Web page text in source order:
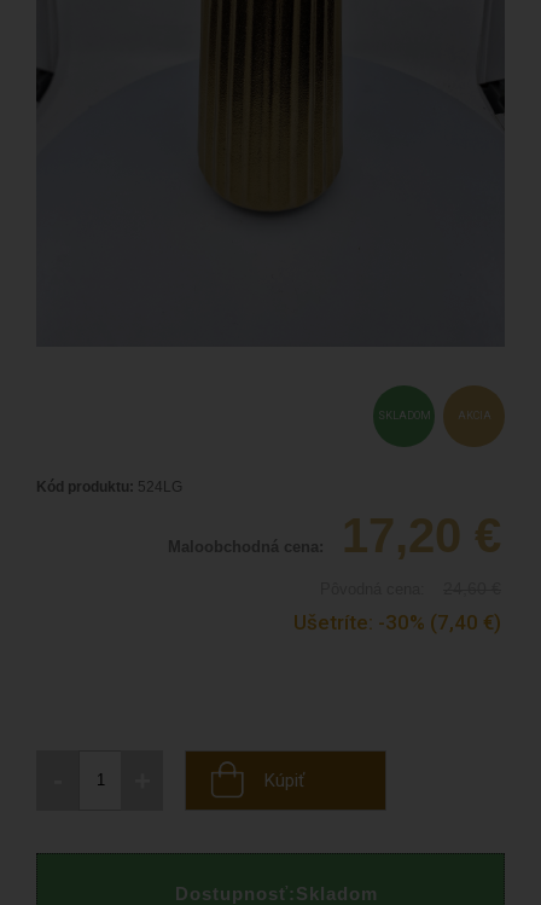
AKCIA
SKLADOM
Kód produktu: 524LG
Maloobchodná cena: 17,20 €
Ušetríte: -30% (7,40 €)
Kúpiť
Dostupnosť: Skladom